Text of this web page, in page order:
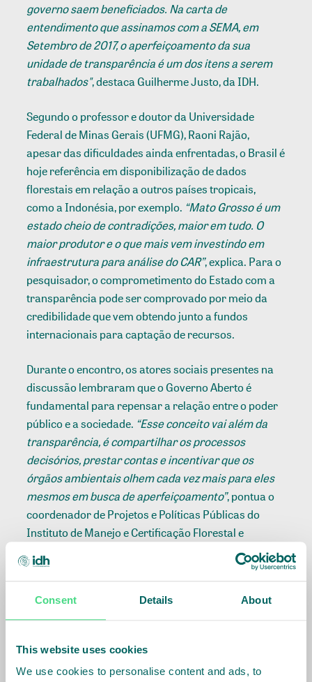
Consent Details About
This website uses cookies
We use cookies to personalise content and ads, to
governo saem beneficiados. Na carta de
entendimento que assinamos com a SEMA, em
Setembro de 2017, o aperfeiçoamento da sua
unidade de transparência é um dos itens a serem
trabalhados", destaca Guilherme Justo, da IDH.
Segundo o professor e doutor da Universidade
Federal de Minas Gerais (UFMG), Raoni Rajão,
apesar das dificuldades ainda enfrentadas, o Brasil é
hoje referência em disponibilização de dados
florestais em relação a outros países tropicais,
como a Indonésia, por exemplo. “Mato Grosso é um
estado cheio de contradições, maior em tudo. O
maior produtor e o que mais vem investindo em
infraestrutura para análise do CAR”, explica. Para o
pesquisador, o comprometimento do Estado com a
transparência pode ser comprovado por meio da
credibilidade que vem obtendo junto a fundos
internacionais para captação de recursos.
Durante o encontro, os atores sociais presentes na
discussão lembraram que o Governo Aberto é
fundamental para repensar a relação entre o poder
público e a sociedade. “Esse conceito vai além da
transparência, é compartilhar os processos
decisórios, prestar contas e incentivar que os
órgãos ambientais olhem cada vez mais para eles
mesmos em busca de aperfeiçoamento”, pontua o
coordenador de Projetos e Políticas Públicas do
Instituto de Manejo e Certificação Florestal e
Dentro deste contexto, o secretário de Estado de
Meio Ambiente, André Baby, apresentou para a
plateia o andamento das ações da pasta para tornar
importante: torna-las acessíveis à população. Baby
elenca que a Sema criou uma Unidade Estratégia de